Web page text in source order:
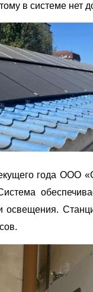
в системе нет
года ООО
освещения.